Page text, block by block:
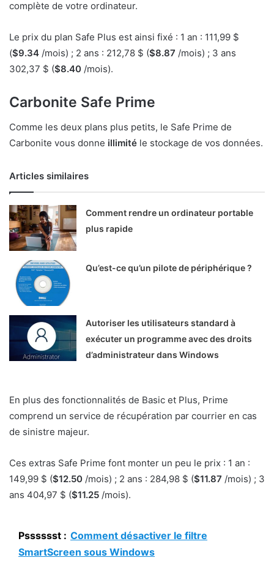
complète de votre ordinateur.
Le prix du plan Safe Plus est ainsi fixé : 1 an : 111,99 $
($9.34 /mois) ; 2 ans : 212,78 $ ($8.87 /mois) ; 3 ans
302,37 $ ($8.40 /mois).
Carbonite Safe Prime
Comme les deux plans plus petits, le Safe Prime de
Carbonite vous donne illimité le stockage de vos données.
Articles similaires
Comment rendre un ordinateur portable
plus rapide
Qu’est-ce qu’un pilote de périphérique ?
Autoriser les utilisateurs standard à
exécuter un programme avec des droits
d’administrateur dans Windows
En plus des fonctionnalités de Basic et Plus, Prime
comprend un service de récupération par courrier en cas
de sinistre majeur.
Ces extras Safe Prime font monter un peu le prix : 1 an :
149,99 $ ($12.50 /mois) ; 2 ans : 284,98 $ ($11.87 /mois) ; 3
ans 404,97 $ ($11.25 /mois).
Psssssst : Comment désactiver le filtre
SmartScreen sous Windows